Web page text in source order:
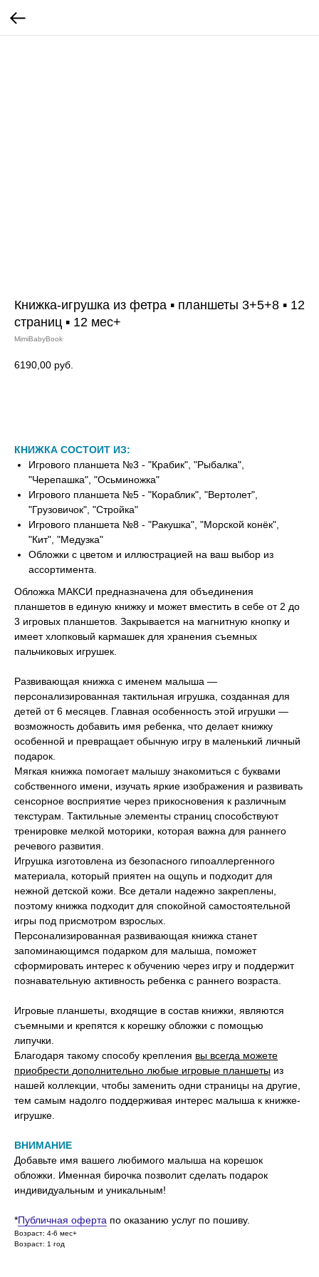
Книжка-игрушка из фетра ▪ планшеты 3+5+8 ▪ 12
страниц ▪ 12 мес+
MimiBabyBook
6190,00 руб.
КНИЖКА СОСТОИТ ИЗ:
Игрового планшета №3 - "Крабик", "Рыбалка",
"Черепашка", "Осьминожка"
Игрового планшета №5 - "Кораблик", "Вертолет",
"Грузовичок", "Стройка"
Игрового планшета №8 - "Ракушка", "Морской конёк",
"Кит", "Медузка"
Обложки с цветом и иллюстрацией на ваш выбор из
ассортимента.
Обложка МАКСИ предназначена для объединения
планшетов в единую книжку и может вместить в себе от 2 до
3 игровых планшетов. Закрывается на магнитную кнопку и
имеет хлопковый кармашек для хранения съемных
пальчиковых игрушек.
Развивающая книжка с именем малыша —
персонализированная тактильная игрушка, созданная для
детей от 6 месяцев. Главная особенность этой игрушки —
возможность добавить имя ребенка, что делает книжку
особенной и превращает обычную игру в маленький личный
подарок.
Мягкая книжка помогает малышу знакомиться с буквами
собственного имени, изучать яркие изображения и развивать
сенсорное восприятие через прикосновения к различным
текстурам. Тактильные элементы страниц способствуют
тренировке мелкой моторики, которая важна для раннего
речевого развития.
Игрушка изготовлена из безопасного гипоаллергенного
материала, который приятен на ощупь и подходит для
нежной детской кожи. Все детали надежно закреплены,
поэтому книжка подходит для спокойной самостоятельной
игры под присмотром взрослых.
Персонализированная развивающая книжка станет
запоминающимся подарком для малыша, поможет
сформировать интерес к обучению через игру и поддержит
познавательную активность ребенка с раннего возраста.
Игровые планшеты, входящие в состав книжки, являются
съемными и крепятся к корешку обложки с помощью
липучки.
Благодаря такому способу крепления вы всегда можете
приобрести дополнительно любые игровые планшеты из
нашей коллекции, чтобы заменить одни страницы на другие,
тем самым надолго поддерживая интерес малыша к книжке-
игрушке.
ВНИМАНИЕ
Добавьте имя вашего любимого малыша на корешок
обложки. Именная бирочка позволит сделать подарок
индивидуальным и уникальным!
*Публичная оферта по оказанию услуг по пошиву.
Возраст: 4-6 мес+
Возраст: 1 год